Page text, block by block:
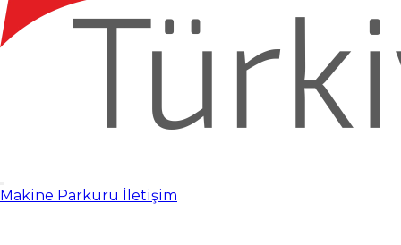
Makine Parkuru İletişim